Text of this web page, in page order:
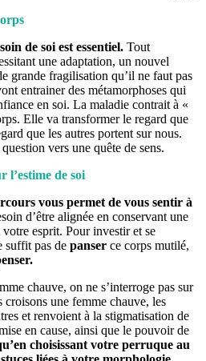
de soi est essentiel. Tout
une adaptation, un nouvel
grande fragilisation qu’il ne faut pas
entrainer des métamorphoses qui
en soi. La maladie contrait à «
Elle va transformer le regard que
que les autres portent sur nous.
vers une quête de sens.
l’estime de soi
vous permet de vous sentir à
d’être alignée en conservant une
esprit. Pour investir et se
suffit pas de panser ce corps mutilé,
chauve, on ne s’interroge pas sur
une femme chauve, les
et renvoient à la stigmatisation de
en cause, ainsi que le pouvoir de
choisissant votre perruque au